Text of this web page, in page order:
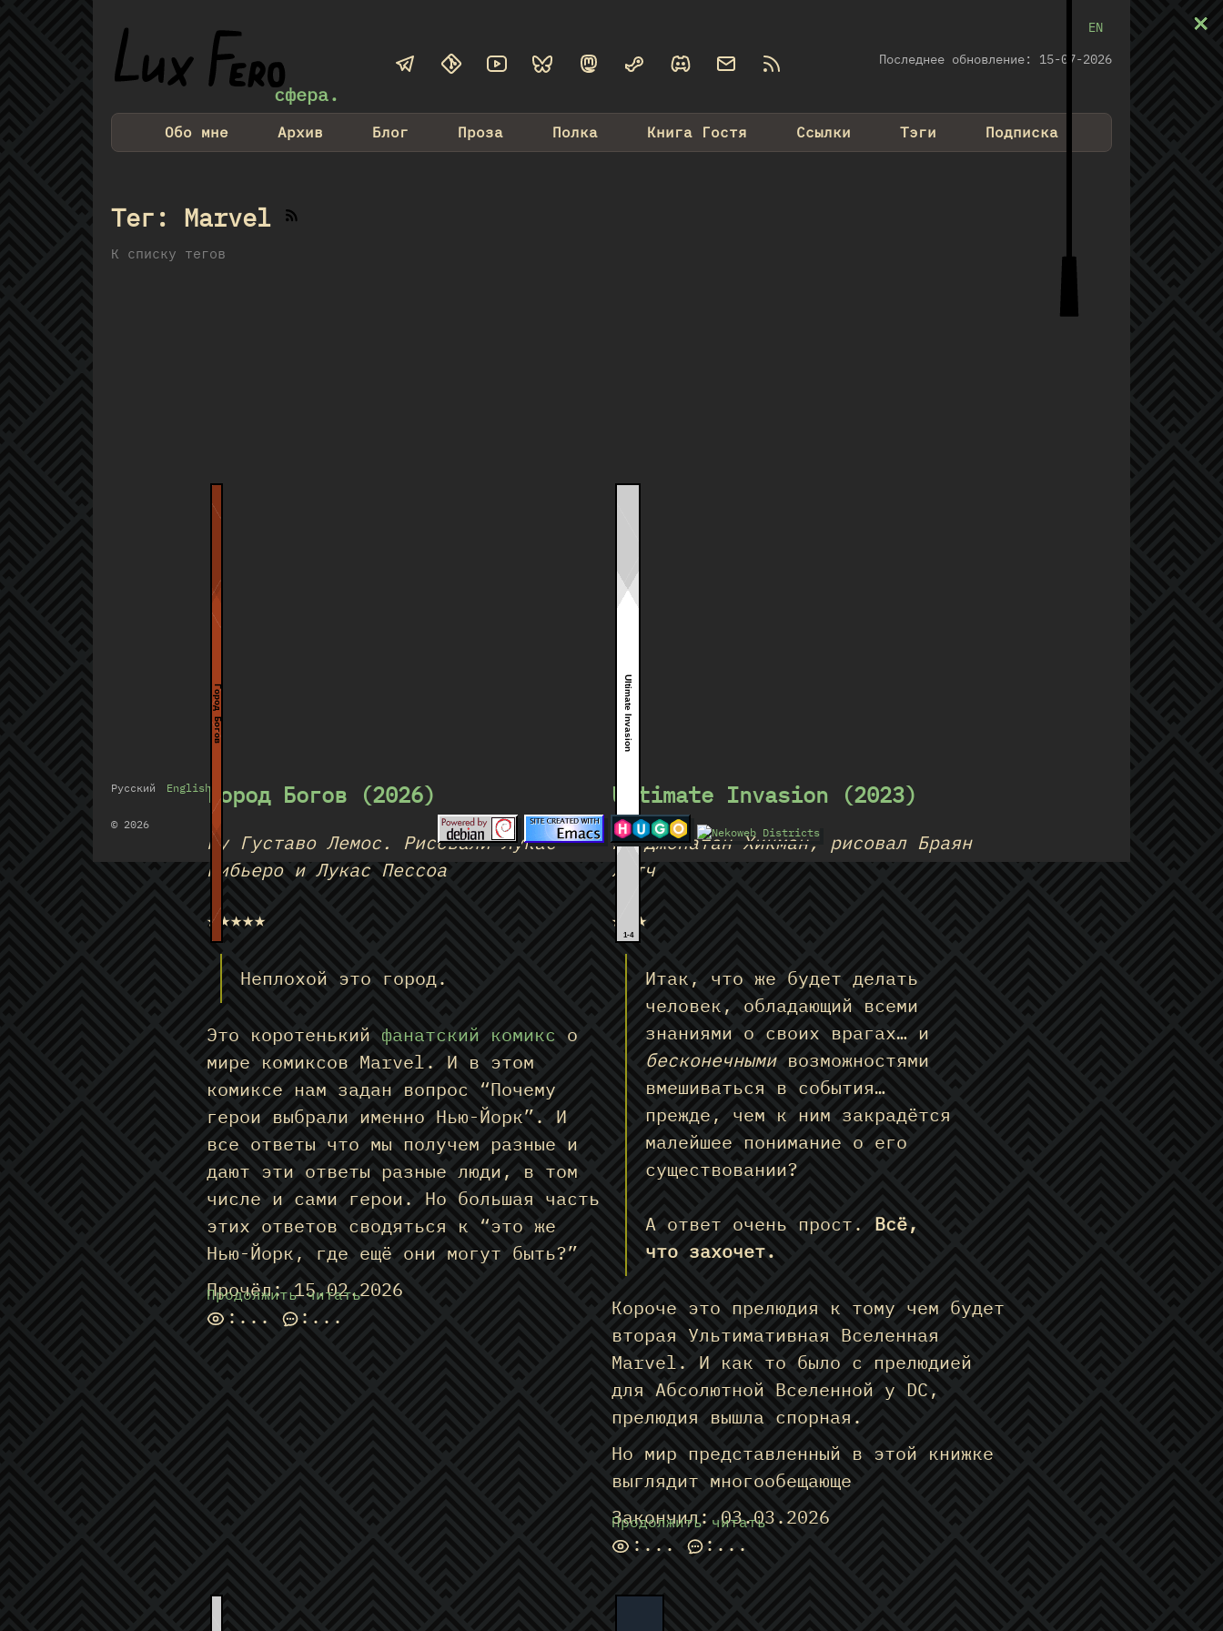
сфера.
EN
Последнее обновление: 15-07-2026
Обо мне Архив Блог Проза Полка Книга Гостя Ссылки Тэги Подписка
Тег: Marvel
К списку тегов
Город Богов
×
Город Богов (2026)
by Густаво Лемос. Рисовали Лукас
Рибьеро и Лукас Пессоа
★★★★★
Неплохой это город.
Это коротенький фанатский комикс о
мире комиксов Marvel. И в этом
комиксе нам задан вопрос “Почему
герои выбрали именно Нью-Йорк”. И
все ответы что мы получем разные и
дают эти ответы разные люди, в том
числе и сами герои. Но большая часть
этих ответов сводяться к “это же
Нью-Йорк, где ещё они могут быть?”
Продолжить читать
Прочёл: 15.02.2026
: ... : ...
Ultimate Invasion
1-4
×
Ultimate Invasion (2023)
by Джонатан Хикман, рисовал Браян
Хитч
★★★
Итак, что же будет делать
человек, обладающий всеми
знаниями о своих врагах… и
бесконечнымивозможностями
вмешиваться в события…
прежде, чем к ним закрадётся
малейшее понимание о его
существовании?
А ответ очень прост. Всё,
что захочет.
Короче это прелюдия к тому чем будет
вторая Ультимативная Вселенная
Marvel. И как то было с прелюдией
для Абсолютной Вселенной у DC,
прелюдия вышла спорная.
Но мир представленный в этой книжке
выглядит многообещающе
Продолжить читать
Закончил: 03.03.2026
: ... : ...
×
×
×
×
×
×
×
Русский English
© 2026